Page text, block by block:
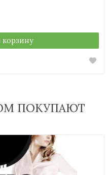
корзину
ПОКУПАЮТ